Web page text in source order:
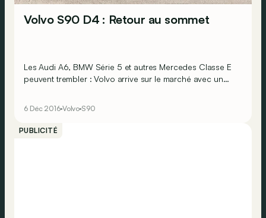
Volvo S90 D4 : Retour au sommet
Les Audi A6, BMW Série 5 et autres Mercedes Classe E
peuvent trembler : Volvo arrive sur le marché avec un
teutonnes !
6 Déc 2016 Volvo S90
PUBLICITÉ